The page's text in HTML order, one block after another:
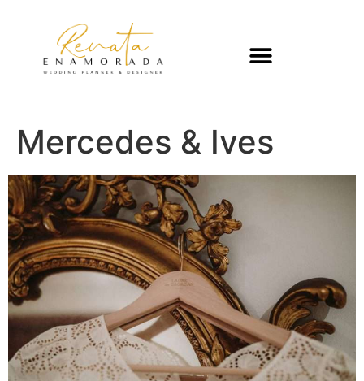
Mercedes & Ives